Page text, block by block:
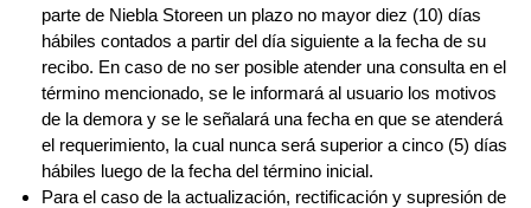
parte de Niebla Storeen un plazo no mayor diez (10) días
hábiles contados a partir del día siguiente a la fecha de su
recibo. En caso de no ser posible atender una consulta en el
término mencionado, se le informará al usuario los motivos
de la demora y se le señalará una fecha en que se atenderá
el requerimiento, la cual nunca será́ superior a cinco (5) días
hábiles luego de la fecha del término inicial.
Para el caso de la actualización, rectificación y supresión de